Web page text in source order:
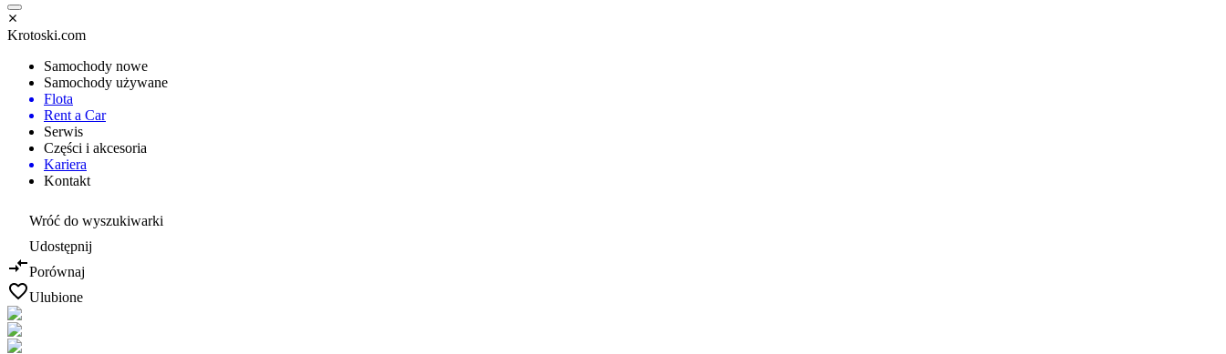
Krotoski.com
Samochody nowe
Samochody używane
Flota
Rent a Car
Serwis
Części i akcesoria
Kariera
Kontakt
Wróć do wyszukiwarki
Udostępnij
Porównaj
Ulubione